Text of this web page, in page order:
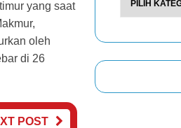
yang saat
oleh
di 26
POST